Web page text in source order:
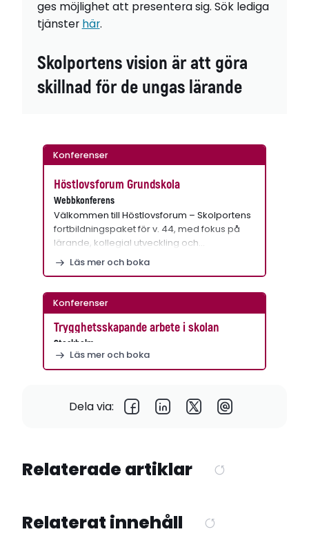
ges möjlighet att presentera sig. Sök lediga
tjänster här.
Skolportens vision är att göra
skillnad för de ungas lärande
Konferenser
Höstlovsforum Grundskola
Webbkonferens
Välkommen till Höstlovsforum – Skolportens
fortbildningspaket för v. 44, med fokus på
lärande, kollegial utveckling och…
Läs mer och boka
Konferenser
Trygghetsskapande arbete i skolan
Stockholm
Läs mer och boka
Dela via:
Relaterade artiklar
Relaterat innehåll